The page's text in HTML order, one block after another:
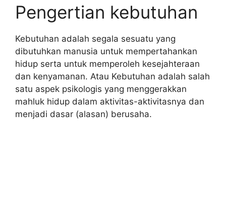
Pengertian kebutuhan
Kebutuhan adalah segala sesuatu yang
dibutuhkan manusia untuk mempertahankan
hidup serta untuk memperoleh kesejahteraan
dan kenyamanan. Atau Kebutuhan adalah salah
satu aspek psikologis yang menggerakkan
mahluk hidup dalam aktivitas-aktivitasnya dan
menjadi dasar (alasan) berusaha.